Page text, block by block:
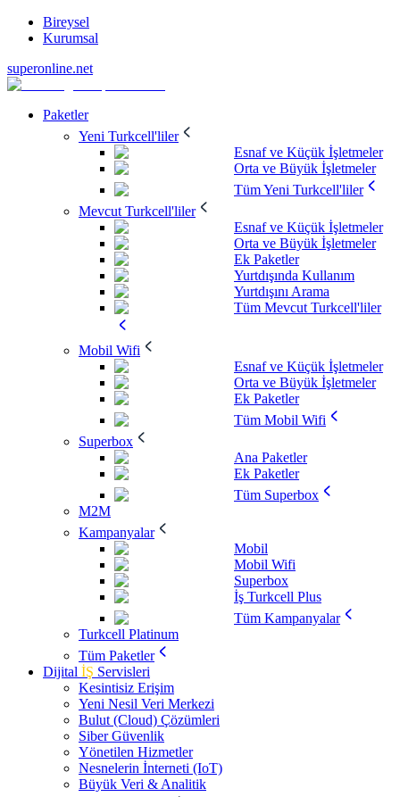
Bireysel
Kurumsal
superonline.net
Paketler
Yeni Turkcell'liler
Esnaf ve Küçük İşletmeler
Orta ve Büyük İşletmeler
Tüm Yeni Turkcell'liler
Mevcut Turkcell'liler
Esnaf ve Küçük İşletmeler
Orta ve Büyük İşletmeler
Ek Paketler
Yurtdışında Kullanım
Yurtdışını Arama
Tüm Mevcut Turkcell'liler
Mobil Wifi
Esnaf ve Küçük İşletmeler
Orta ve Büyük İşletmeler
Ek Paketler
Tüm Mobil Wifi
Superbox
Ana Paketler
Ek Paketler
Tüm Superbox
M2M
Kampanyalar
Mobil
Mobil Wifi
Superbox
İş Turkcell Plus
Tüm Kampanyalar
Turkcell Platinum
Tüm Paketler
Dijital İŞ Servisleri
Kesintisiz Erişim
Yeni Nesil Veri Merkezi
Bulut (Cloud) Çözümleri
Siber Güvenlik
Yönetilen Hizmetler
Nesnelerin İnterneti (IoT)
Büyük Veri & Analitik